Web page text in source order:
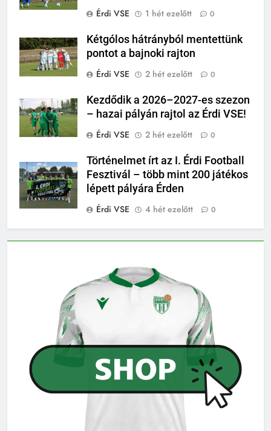
Érdi VSE
1 hét ezelőtt 0
Kétgólos hátrányból mentettünk
pontot a bajnoki rajton
Érdi VSE
2 hét ezelőtt 0
Kezdődik a 2026–2027-es szezon
– hazai pályán rajtol az Érdi VSE!
Érdi VSE
2 hét ezelőtt 0
Történelmet írt az I. Érdi Football
Fesztivál – több mint 200 játékos
lépett pályára Érden
Érdi VSE
4 hét ezelőtt 0